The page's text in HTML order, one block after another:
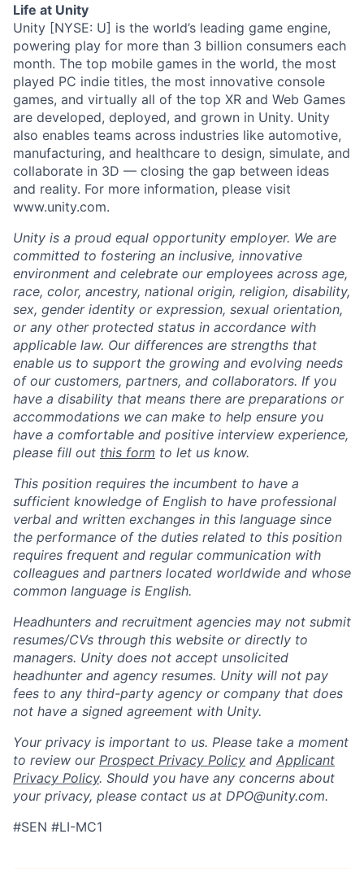
Life at Unity
Unity [NYSE: U] is the world’s leading game engine,
powering play for more than 3 billion consumers each
month. The top mobile games in the world, the most
played PC indie titles, the most innovative console
games, and virtually all of the top XR and Web Games
are developed, deployed, and grown in Unity. Unity
also enables teams across industries like automotive,
manufacturing, and healthcare to design, simulate, and
collaborate in 3D — closing the gap between ideas
and reality. For more information, please visit
www.unity.com.
Unity is a proud equal opportunity employer. We are
committed to fostering an inclusive, innovative
environment and celebrate our employees across age,
race, color, ancestry, national origin, religion, disability,
sex, gender identity or expression, sexual orientation,
or any other protected status in accordance with
applicable law. Our differences are strengths that
enable us to support the growing and evolving needs
of our customers, partners, and collaborators. If you
have a disability that means there are preparations or
accommodations we can make to help ensure you
have a comfortable and positive interview experience,
please fill out this form to let us know.
This position requires the incumbent to have a
sufficient knowledge of English to have professional
verbal and written exchanges in this language since
the performance of the duties related to this position
requires frequent and regular communication with
colleagues and partners located worldwide and whose
common language is English.
Headhunters and recruitment agencies may not submit
resumes/CVs through this website or directly to
managers. Unity does not accept unsolicited
headhunter and agency resumes. Unity will not pay
fees to any third-party agency or company that does
not have a signed agreement with Unity.
Your privacy is important to us. Please take a moment
to review our Prospect Privacy Policy and Applicant
Privacy Policy. Should you have any concerns about
your privacy, please contact us at DPO@unity.com.
#SEN #LI-MC1